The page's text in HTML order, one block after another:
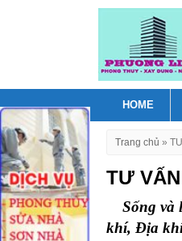
HOME
Trang chủ »
TƯ
Sống và
khí, Địa khí